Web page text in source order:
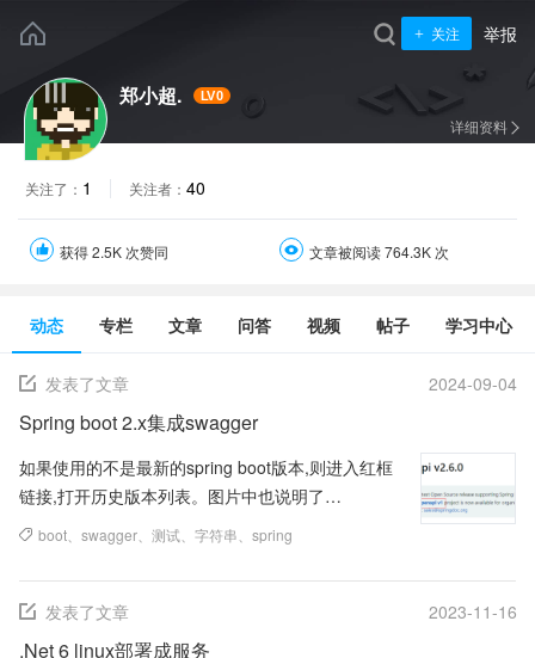
关注 举报
郑小超. LV0
详细资料
关注了： 1 关注者： 40
获得 2.5K 次赞同 文章被阅读 764.3K 次
动态 专栏 文章 问答 视频 帖子 学习中心
发表了文章 2024-09-04
Spring boot 2.x集成swagger
如果使用的不是最新的spring boot版本,则进入红框
链接,打开历史版本列表。图片中也说明了
springdoc-openapi v1.8.0 is the...
boot swagger 测试 字符串 spring
发表了文章 2023-11-16
.Net 6 linux部署成服务